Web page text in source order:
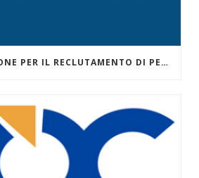
BANDO DI SELEZIONE PER IL RECLUTAMENTO DI PERSONALE DOCENTE ESTERNO DA IMPEGNARE CON CONTRATTO TEMPORANEO NEI I CORSI DI ISTRUZIONE E FORMAZIONE PROFESSIONALE – IEFP PER L’ANNO SCOLASTICO FORMATIVO 2026/2027